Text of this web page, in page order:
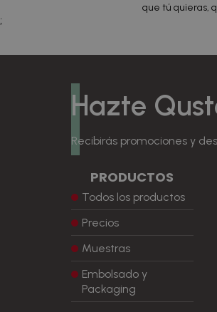
que tú quieras,
;
Hazte
Recibirás promociones y
PRODUCTOS
Todos los productos
Precios
Muestras
Embolsado y
Packaging